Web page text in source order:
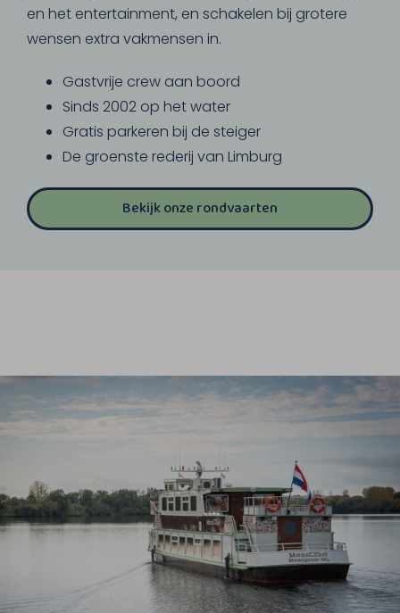
en het entertainment, en schakelen bij grotere
wensen extra vakmensen in.
Gastvrije crew aan boord
Sinds 2002 op het water
Gratis parkeren bij de steiger
De groenste rederij van Limburg
Bekijk onze rondvaarten